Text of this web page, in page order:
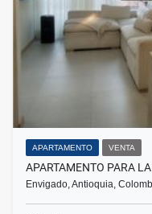
APARTAMENTO VENTA
APARTAMENTO PARA
Envigado, Antioquia,